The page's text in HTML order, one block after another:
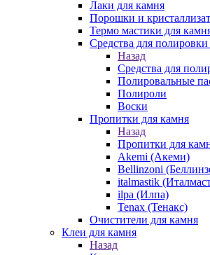
Лаки для камня
Порошки и
Термо мастики для
Средства для
Назад
Средства для
Полировальные
Полироли
Воски
Пропитки для камня
Назад
Пропитки для
Akemi (Акеми)
Bellinzoni
italmastik
ilpa (Илпа)
Tenax (Тенакс)
Очистители для камня
Клеи для камня
Назад